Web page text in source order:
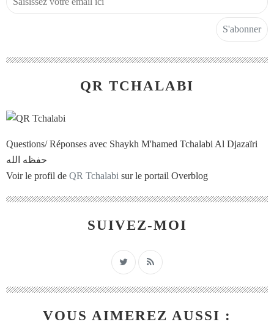
QR TCHALABI
Questions/ Réponses avec Shaykh M'hamed Tchalabi Al Djazaïri
حفظه الله
Voir le profil de QR Tchalabi sur le portail Overblog
SUIVEZ-MOI
VOUS AIMEREZ AUSSI :